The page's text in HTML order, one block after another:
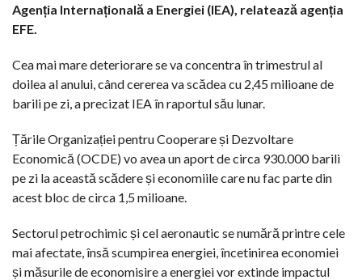
Agenția Internațională a Energiei (IEA), relatează agenția
EFE.
Cea mai mare deteriorare se va concentra în trimestrul al
doilea al anului, când cererea va scădea cu 2,45 milioane de
barili pe zi, a precizat IEA în raportul său lunar.
Țările Organizației pentru Cooperare și Dezvoltare
Economică (OCDE) vo avea un aport de circa 930.000 barili
pe zi la această scădere și economiile care nu fac parte din
acest bloc de circa 1,5 milioane.
Sectorul petrochimic și cel aeronautic se numără printre cele
mai afectate, însă scumpirea energiei, încetinirea economiei
și măsurile de economisire a energiei vor extinde impactul